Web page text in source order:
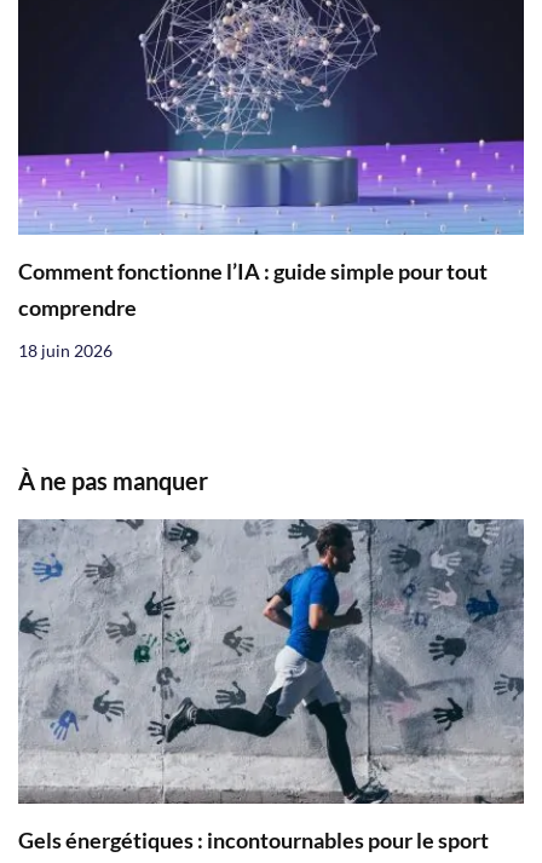
Comment fonctionne l’IA : guide simple pour tout
comprendre
18 juin 2026
À ne pas manquer
Gels énergétiques : incontournables pour le sport